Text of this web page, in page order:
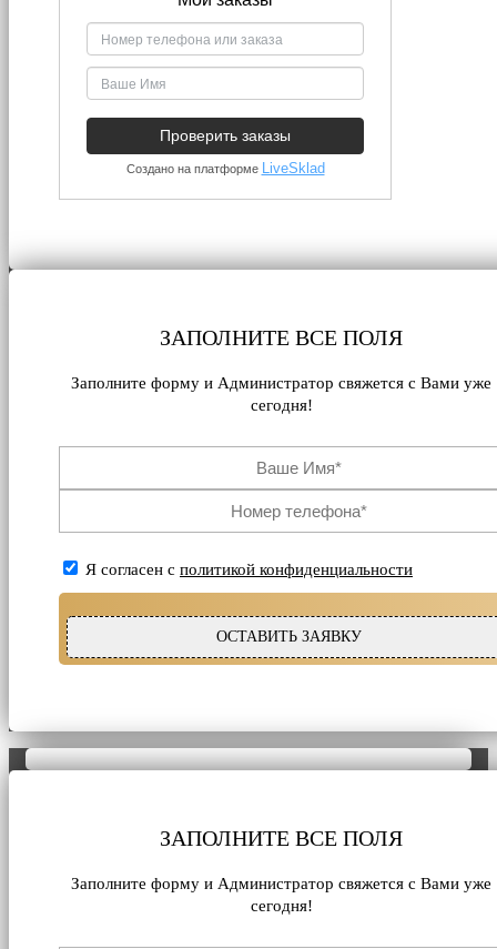
ЗАПОЛНИТЕ ВСЕ ПОЛЯ
Заполните форму и Администратор свяжется с Вами уже
сегодня!
Я согласен с политикой конфиденциальности
ЗАПОЛНИТЕ ВСЕ ПОЛЯ
Заполните форму и Администратор свяжется с Вами уже
сегодня!